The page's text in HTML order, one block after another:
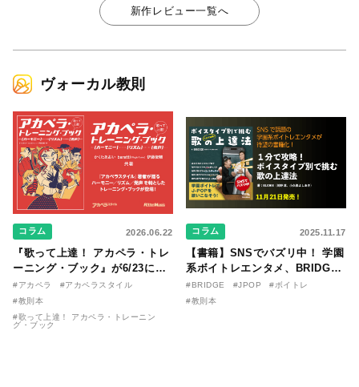
新作レビュー一覧へ
ヴォーカル教則
コラム 2026.06.22
『歌って上達！ アカペラ・トレ
ーニング・ブック』が6/23に発
売！ 課題曲音源・音取り用アプ
リを公開。
#アカペラ
#アカペラスタイル
#教則本
#歌って上達！ アカペラ・トレーニン
グ・ブック
コラム 2025.11.17
【書籍】SNSでバズリ中！ 学園
系ボイトレエンタメ、BRIDGE
が届ける教則本『１分で攻略！
ボイスタイプ別で挑む歌の上達
#BRIDGE #JPOP
#ボイトレ
#教則本